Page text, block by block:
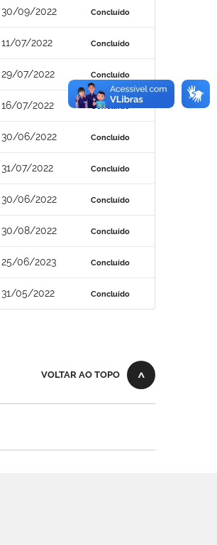
30/09/2022 Concluído
11/07/2022 Concluído
29/07/2022 Concluído
16/07/2022 Concluído
30/06/2022 Concluído
31/07/2022 Concluído
30/06/2022 Concluído
30/08/2022 Concluído
25/06/2023 Concluído
31/05/2022 Concluído
VOLTAR AO TOPO